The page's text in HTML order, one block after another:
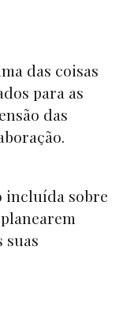
das coisas
para as
das
incluída sobre